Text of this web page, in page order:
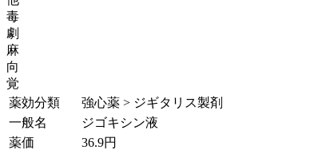
毒
劇
麻
向
覚
薬効分類
強心薬 > ジギタリス製剤
一般名
ジゴキシン液
薬価
36.9円